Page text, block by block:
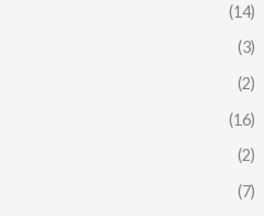
(14)
(3)
(2)
(16)
(2)
(7)